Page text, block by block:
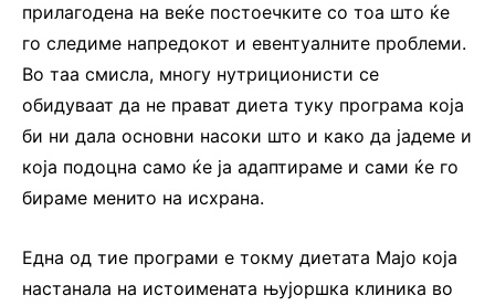
прилагодена на веќе постоечките со тоа што ќе
го следиме напредокот и евентуалните проблеми.
Во таа смисла, многу нутриционисти се
обидуваат да не прават диета туку програма која
би ни дала основни насоки што и како да јадеме и
која подоцна само ќе ја адаптираме и сами ќе го
бираме менито на исхрана.
Една од тие програми е токму диетата Мајо која
настанала на истоимената њујоршка клиника во